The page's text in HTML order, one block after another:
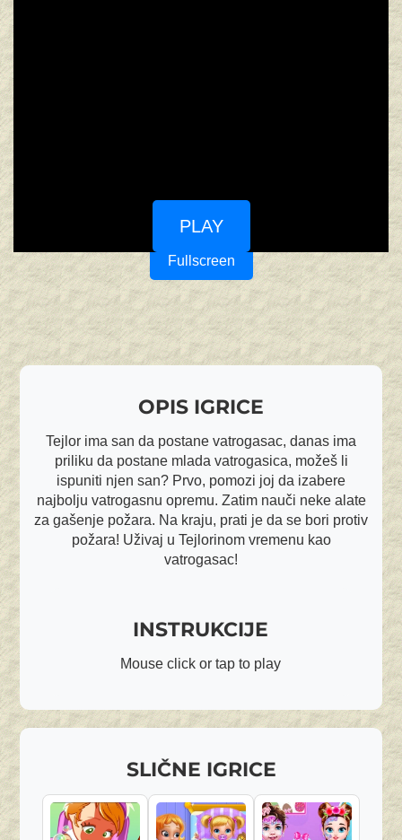
PLAY
Fullscreen
OPIS IGRICE
Tejlor ima san da postane vatrogasac, danas ima
priliku da postane mlada vatrogasica, možeš li
ispuniti njen san? Prvo, pomozi joj da izabere
najbolju vatrogasnu opremu. Zatim nauči neke alate
za gašenje požara. Na kraju, prati je da se bori protiv
požara! Uživaj u Tejlorinom vremenu kao
vatrogasac!
INSTRUKCIJE
Mouse click or tap to play
SLIČNE IGRICE